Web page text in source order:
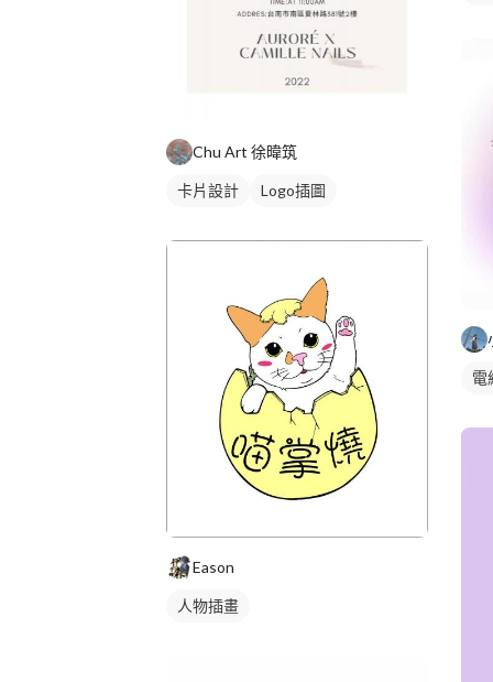
Chu Art 徐暐筑
卡片設計 Logo插圖
Eason
人物插畫
電